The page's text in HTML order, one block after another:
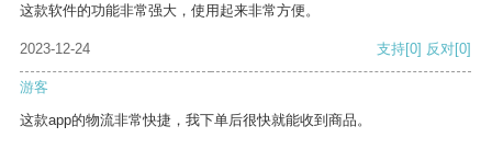
这款软件的功能非常强大，使用起来非常方便。
2023-12-24 支持[0] 反对[0]
游客
这款app的物流非常快捷，我下单后很快就能收到商品。